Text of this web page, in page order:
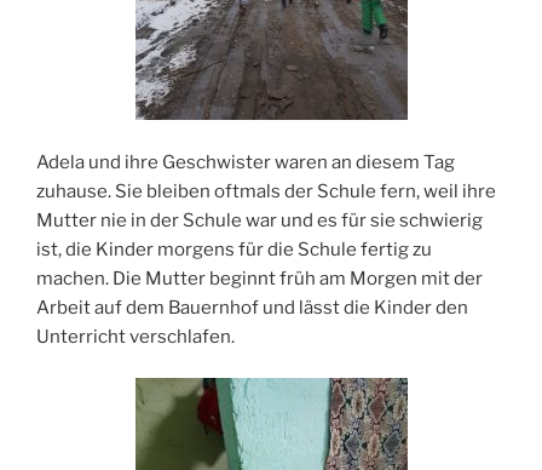
Adela und ihre Geschwister waren an diesem Tag
zuhause. Sie bleiben oftmals der Schule fern, weil ihre
Mutter nie in der Schule war und es für sie schwierig
ist, die Kinder morgens für die Schule fertig zu
machen. Die Mutter beginnt früh am Morgen mit der
Arbeit auf dem Bauernhof und lässt die Kinder den
Unterricht verschlafen.